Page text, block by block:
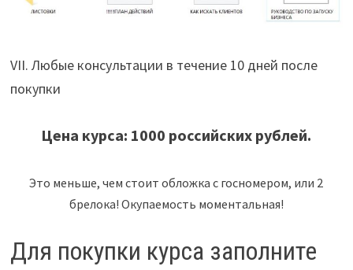
VII. Любые консультации в течение 10 дней после
покупки
Цена курса: 1000 российских рублей.
Это меньше, чем стоит обложка с госномером, или 2
брелока! Окупаемость моментальная!
Для покупки курса заполните